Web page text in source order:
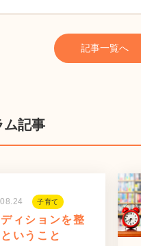
記事一覧へ
ム記事
子育て
ィションを整
いうこと